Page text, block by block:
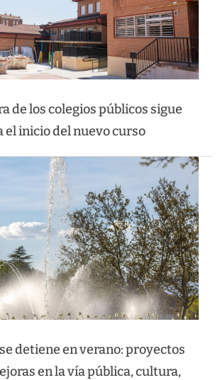
de los colegios públicos sigue
el inicio del nuevo curso
detiene en verano: proyectos
en la vía pública, cultura,